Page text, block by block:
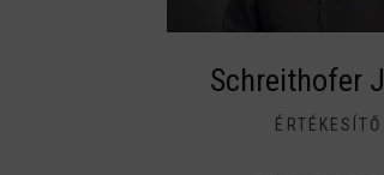
Schreithofer
ÉRTÉKESÍTŐ